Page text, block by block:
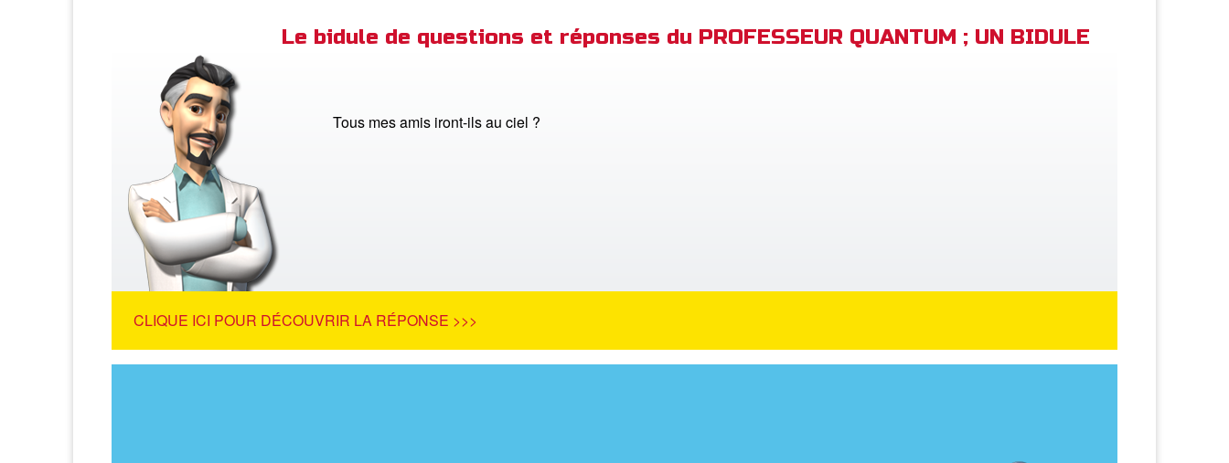
Le bidule de questions et réponses du PROFESSEUR QUANTUM ; UN BIDULE
Tous mes amis iront-ils au ciel ?
CLIQUE ICI POUR DÉCOUVRIR LA RÉPONSE >>>